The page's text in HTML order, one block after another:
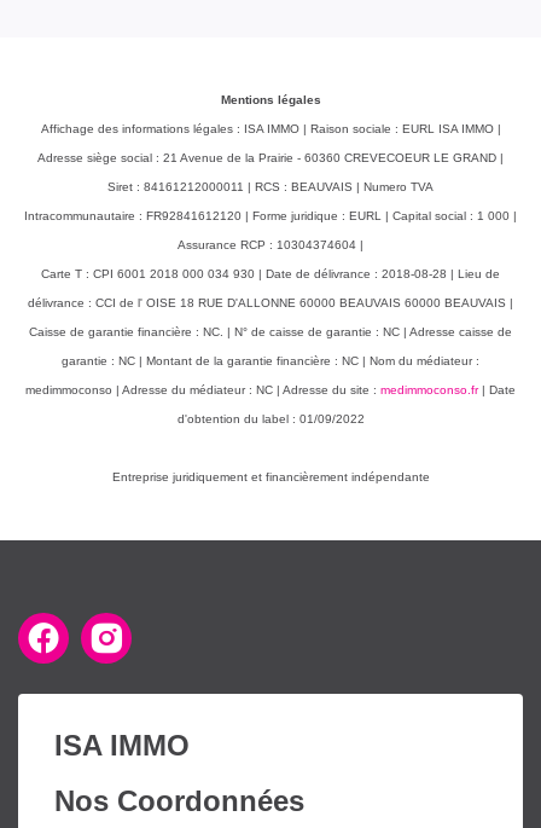
Mentions légales
Affichage des informations légales : ISA IMMO | Raison sociale : EURL ISA IMMO |
Adresse siège social : 21 Avenue de la Prairie - 60360 CREVECOEUR LE GRAND |
Siret : 84161212000011 | RCS : BEAUVAIS | Numero TVA
Intracommunautaire : FR92841612120 | Forme juridique : EURL | Capital social : 1 000 |
Assurance RCP : 10304374604 |
Carte T : CPI 6001 2018 000 034 930 | Date de délivrance : 2018-08-28 | Lieu de
délivrance : CCI de l' OISE 18 RUE D'ALLONNE 60000 BEAUVAIS 60000 BEAUVAIS |
Caisse de garantie financière : NC. | N° de caisse de garantie : NC | Adresse caisse de
garantie : NC | Montant de la garantie financière : NC | Nom du médiateur :
medimmoconso | Adresse du médiateur : NC | Adresse du site : medimmoconso.fr| Date
d'obtention du label : 01/09/2022
Entreprise juridiquement et financièrement indépendante
ISA IMMO
Nos Coordonnées